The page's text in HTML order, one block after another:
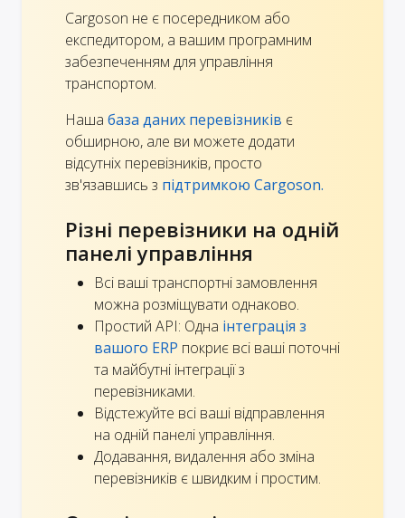
Cargoson не є посередником або
експедитором, а вашим програмним
забезпеченням для управління
транспортом.
Наша база даних перевізників є
обширною, але ви можете додати
відсутніх перевізників, просто
зв'язавшись з підтримкою Cargoson.
Різні перевізники на одній
панелі управління
Всі ваші транспортні замовлення
можна розміщувати однаково.
Простий API: Одна інтеграція з
вашого ERP покриє всі ваші поточні
та майбутні інтеграції з
перевізниками.
Відстежуйте всі ваші відправлення
на одній панелі управління.
Додавання, видалення або зміна
перевізників є швидким і простим.